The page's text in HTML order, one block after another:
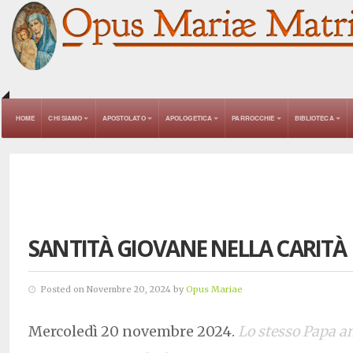
HOME CHI SIAMO APOSTOLATO APOLOGETICA PARROCCHIE BIBLIOTECA
SANTITÀ GIOVANE NELLA CARITÀ
Posted on Novembre 20, 2024 by Opus Mariae
Mercoledì 20 novembre 2024. Lo stesso Papa